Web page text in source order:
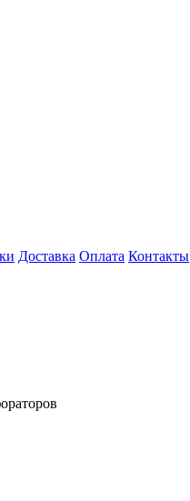
Доставка Оплата Контакты